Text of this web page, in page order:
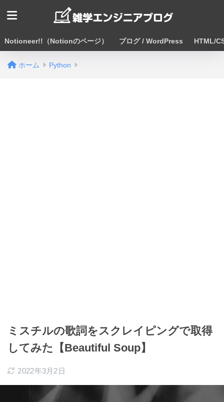
Notioneer!!（Notionのページ） ブログ / WordPress HTML/
ホーム Python
ミスチルの歌詞をスクレイピングで取得
してみた【Beautiful Soup】
2022年3月2日